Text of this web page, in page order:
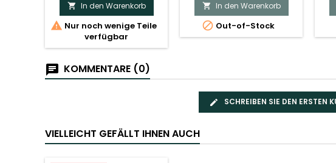
 In den Warenkorb
 Nur noch wenige Teile
verfügbar
 In den Warenkorb
 Out-of-Stock
KOMMENTARE (0)
SCHREIBEN SIE DEN ERSTEN
VIELLEICHT GEFÄLLT IHNEN AUCH